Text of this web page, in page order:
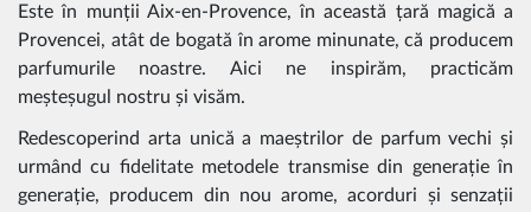
Este în munții Aix-en-Provence, în această țară magică a
Provencei, atât de bogată în arome minunate, că producem
parfumurile noastre. Aici ne inspirăm, practicăm
meșteșugul nostru și visăm.
Redescoperind arta unică a maeștrilor de parfum vechi și
urmând cu fidelitate metodele transmise din generație în
generație, producem din nou arome, acorduri și senzații